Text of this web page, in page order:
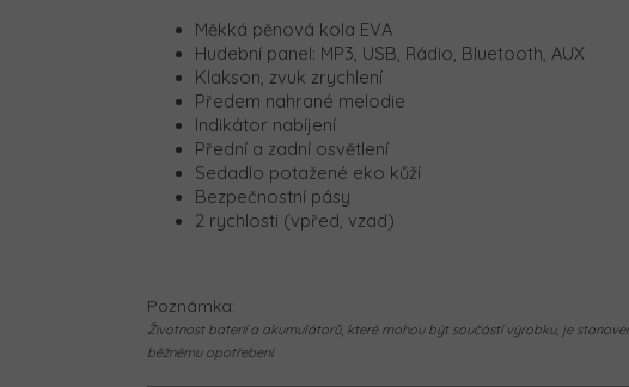
Měkká pěnová kola EVA
Hudební panel: MP3, USB, Rádio, Bluetooth, AUX
Klakson, zvuk zrychlení
Předem nahrané melodie
Indikátor nabíjení
Přední a zadní osvětlení
Sedadlo potažené eko kůží
Bezpečnostní pásy
2 rychlosti (vpřed, vzad)
Poznámka:
Životnost baterií a akumulátorů, které mohou být součástí výrobku, je
běžnému opotřebení.